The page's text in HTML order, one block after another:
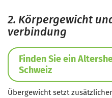
2. Körpergewicht
verbindung
Finden Sie ein
Schweiz
Übergewicht setzt